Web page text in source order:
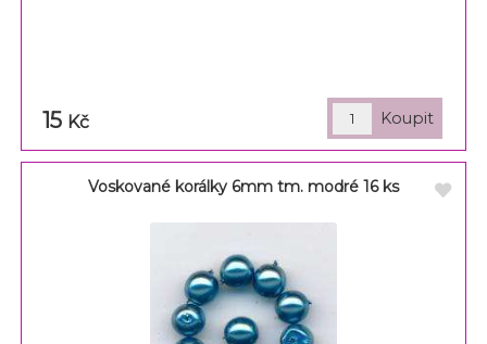
15 Kč
Voskované korálky 6mm tm. modré 16 ks